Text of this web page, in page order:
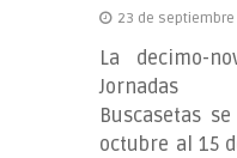
23 de septiembre
La decimo-
Jornadas
Buscasetas
octubre al 15